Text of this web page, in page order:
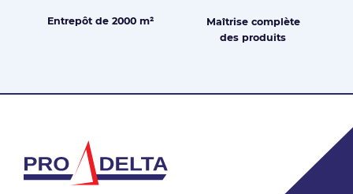
Entrepôt de 2000 m² Maîtrisecomplète
des produits